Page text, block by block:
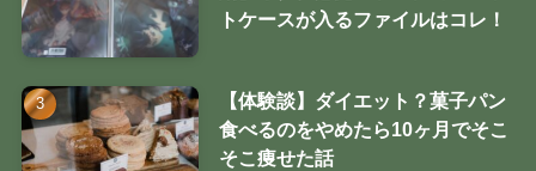
トケースが入るファイルはコレ！
【体験談】ダイエット？菓子パン
食べるのをやめたら10ヶ月でそこ
そこ痩せた話